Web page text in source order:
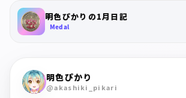
明色ぴかりの1月日記
Medal
明色ぴかり
@akashiki_pikari